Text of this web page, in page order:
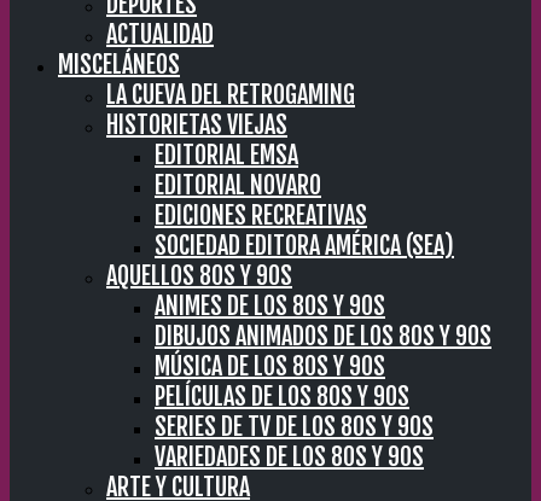
ACTUALIDAD
MISCELÁNEOS
LA CUEVA DEL RETROGAMING
HISTORIETAS VIEJAS
EDITORIAL EMSA
EDITORIAL NOVARO
EDICIONES RECREATIVAS
SOCIEDAD EDITORA AMÉRICA (SEA)
AQUELLOS 80S Y 90S
ANIMES DE LOS 80S Y 90S
DIBUJOS ANIMADOS DE LOS 80S Y 90S
MÚSICA DE LOS 80S Y 90S
PELÍCULAS DE LOS 80S Y 90S
SERIES DE TV DE LOS 80S Y 90S
VARIEDADES DE LOS 80S Y 90S
ARTE Y CULTURA